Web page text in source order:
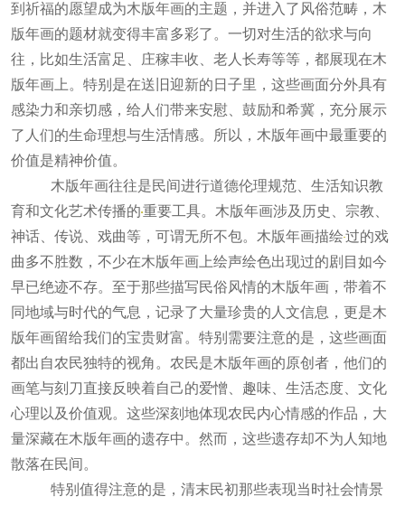
到祈福的愿望成为木版年画的主题，并进入了风俗范畴，木
版年画的题材就变得丰富多彩了。一切对生活的欲求与向
往，比如生活富足、庄稼丰收、老人长寿等等，都展现在木
版年画上。特别是在送旧迎新的日子里，这些画面分外具有
感染力和亲切感，给人们带来安慰、鼓励和希冀，充分展示
了人们的生命理想与生活情感。所以，木版年画中最重要的
价值是精神价值。
木版年画往往是民间进行道德伦理规范、生活知识教
育和文化艺术传播的重要工具。木版年画涉及历史、宗教、
神话、传说、戏曲等，可谓无所不包。木版年画描绘过的戏
曲多不胜数，不少在木版年画上绘声绘色出现过的剧目如今
早已绝迹不存。至于那些描写民俗风情的木版年画，带着不
同地域与时代的气息，记录了大量珍贵的人文信息，更是木
版年画留给我们的宝贵财富。特别需要注意的是，这些画面
都出自农民独特的视角。农民是木版年画的原创者，他们的
画笔与刻刀直接反映着自己的爱憎、趣味、生活态度、文化
心理以及价值观。这些深刻地体现农民内心情感的作品，大
量深藏在木版年画的遗存中。然而，这些遗存却不为人知地
散落在民间。
特别值得注意的是，清末民初那些表现当时社会情景